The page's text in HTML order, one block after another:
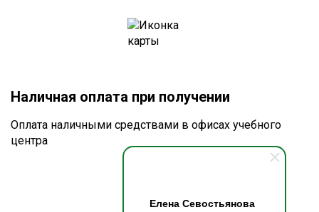
Елена Севостьянова
Наличная оплата при получении
Оплата наличными средствами в офисах учебного
центра